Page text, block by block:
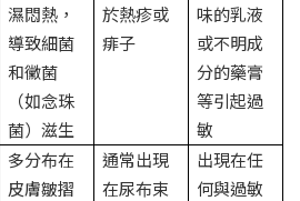
濕悶熱，
導致細菌
和黴菌
（如念珠
菌）滋生
於熱疹或
痱子
味的乳液
或不明成
分的藥膏
等引起過
敏
多分布在
皮膚皺摺
通常出現
在尿布束
出現在任
何與過敏